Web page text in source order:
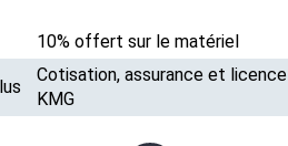
10% offert sur le matériel
Cotisation, assurance et licence
KMG